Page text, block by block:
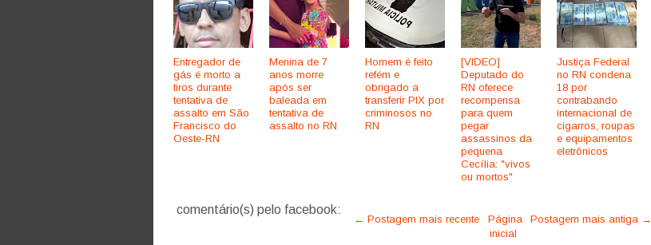
Entregador de
gás é morto a
tiros durante
tentativa de
assalto em São
Francisco do
Oeste-RN
Menina de 7
anos morre
após ser
baleada em
tentativa de
assalto no RN
Homem é feito
refém e
obrigado a
transferir PIX por
criminosos no
RN
[VIDEO]
Deputado do
RN oferece
recompensa
para quem
pegar
assassinos da
pequena
Cecília: "vivos
ou mortos"
Justiça Federal
no RN condena
18 por
contrabando
internacional de
cigarros, roupas
e equipamentos
eletrônicos
comentário(s) pelo facebook:
← Postagem mais recente Postagem mais antiga →
Página
inicial